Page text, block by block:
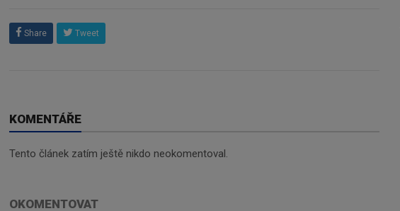
Share Tweet
KOMENTÁŘE
Tento článek zatím ještě nikdo neokomentoval.
OKOMENTOVAT